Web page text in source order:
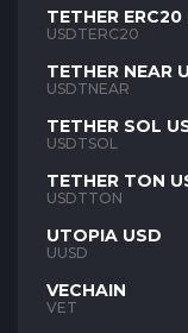
TETHER
USDTERC20
TETHER NEAR
USDTNEAR
TETHER SOL
USDTSOL
TETHER TON
USDTTON
UTOPIA USD
UUSD
VECHAIN
VET